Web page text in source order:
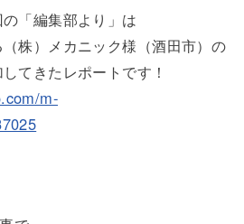
「編集部より」は
株）メカニック様（酒田市）の
てきたレポートです！
m-